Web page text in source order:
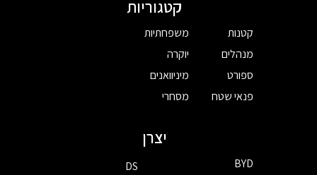
קטגוריות
קטנות
מנהלים
ספורט
פנאי שטח
משפחתיות
יוקרה
מיניוואנים
מסחרי
יצרן
BYD
DS